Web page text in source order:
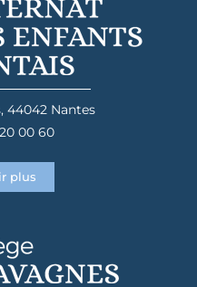
44042 Nantes
00 60
plus